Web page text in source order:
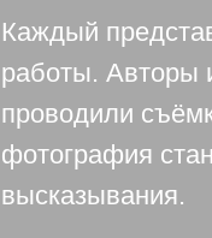
Каждый
работы. Авторы
проводили
фотография
высказывания.